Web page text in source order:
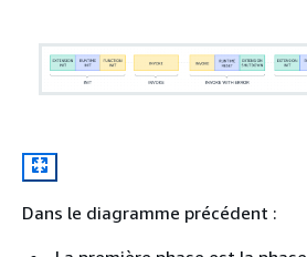
Dans le diagramme précédent :